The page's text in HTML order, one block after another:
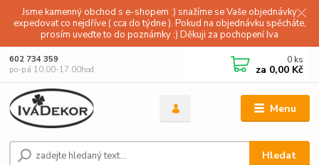
Jsme kamenný obchod s e-shopem :) snažíme se Vaše objednávky
expedovat co nejdříve ( cca do týdne ). Pokud na objednávku spěcháte,
prosím uveďte to do poznámky :) Děkuji za pochopení Iva
Menu
Hledat
602 734 359
po-pá 10.00-17.00hod
0 ks
za 0,00 Kč